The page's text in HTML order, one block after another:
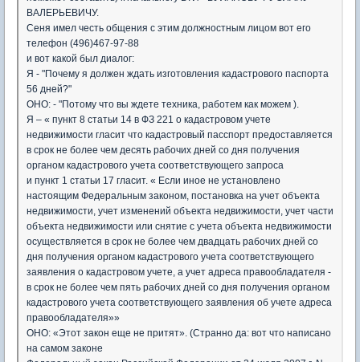
ВАЛЕРЬЕВИЧУ.
Сеня имел честь общения с этим должностным лицом вот его
телефон (496)467-97-88
и вот какой был диалог:
Я - "Почему я должен ждать изготовления кадастрового паспорта
56 дней?"
ОНО: - "Потому что вы ждете техника, работем как можем ).
Я – « пункт 8 статьи 14 в ФЗ 221 о кадастровом учете
недвижимости гласит что кадастровый пасспорт предоставляется
в срок не более чем десять рабочих дней со дня получения
органом кадастрового учета соответствующего запроса
и пункт 1 статьи 17 гласит. « Если иное не установлено
настоящим Федеральным законом, постановка на учет объекта
недвижимости, учет изменений объекта недвижимости, учет части
объекта недвижимости или снятие с учета объекта недвижимости
осуществляется в срок не более чем двадцать рабочих дней со
дня получения органом кадастрового учета соответствующего
заявления о кадастровом учете, а учет адреса правообладателя -
в срок не более чем пять рабочих дней со дня получения органом
кадастрового учета соответствующего заявления об учете адреса
правообладателя»»
ОНО: «Этот закон еще не притят». (Странно да: вот что написано
на самом законе